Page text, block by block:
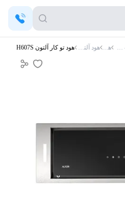
لوازم پخت و پز هود هود آلتون هود تو کار آلتون H607S